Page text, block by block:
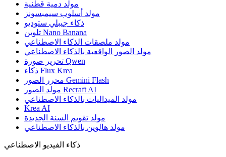
مولد دمية قطنية
مولد أسلوب سيمبسونز
ذكاء جيبلي ستوديو
تلوين Nano Banana
مولد ملصقات الذكاء الاصطناعي
مولد الصور الواقعية بالذكاء الاصطناعي
تحرير صورة Qwen
ذكاء Flux Krea
محرر الصور Gemini Flash
مولد الصور Recraft AI
مولد الميداليات بالذكاء الاصطناعي
Krea AI
مولد تقويم السنة الجديدة
مولد هالوين بالذكاء الاصطناعي
ذكاء الفيديو الاصطناعي